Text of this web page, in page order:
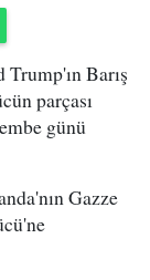
Barış
parçası
günü
Gazze